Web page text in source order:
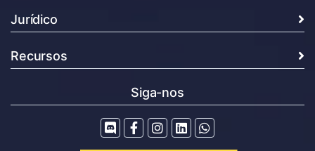
Jurídico
Recursos
Siga-nos